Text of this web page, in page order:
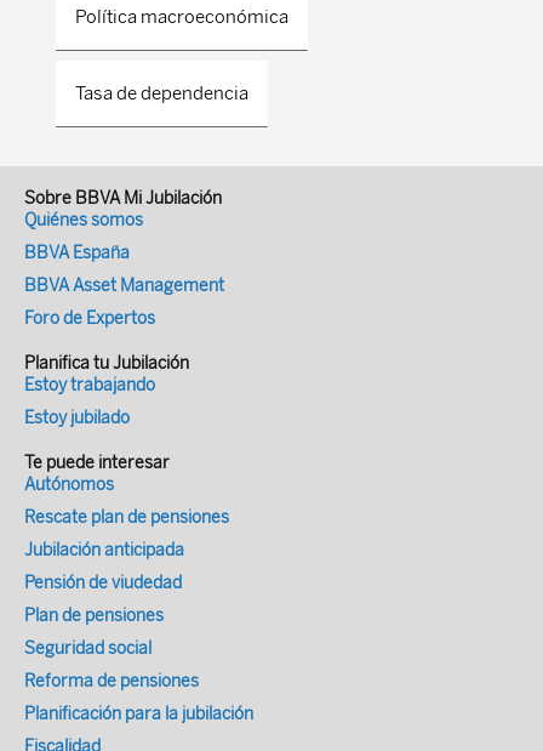
Política macroeconómica
Tasa de dependencia
Sobre BBVA Mi Jubilación
Quiénes somos
BBVA España
BBVA Asset Management
Foro de Expertos
Planifica tu Jubilación
Estoy trabajando
Estoy jubilado
Te puede interesar
Autónomos
Rescate plan de pensiones
Jubilación anticipada
Pensión de viudedad
Plan de pensiones
Seguridad social
Reforma de pensiones
Planificación para la jubilación
Fiscalidad